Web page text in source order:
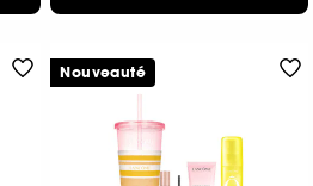
Nouveauté